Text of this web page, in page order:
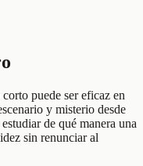
puede ser eficaz en
y misterio desde
de qué manera una
sin renunciar al